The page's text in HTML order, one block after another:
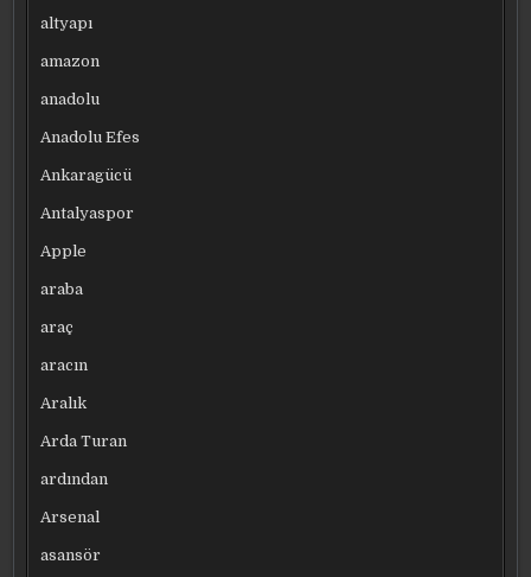
altyapı
amazon
anadolu
Anadolu Efes
Ankaragücü
Antalyaspor
Apple
araba
araç
aracın
Aralık
Arda Turan
ardından
Arsenal
asansör